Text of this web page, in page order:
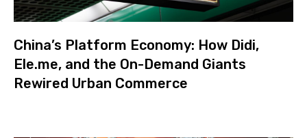
China’s Platform Economy: How Didi,
Ele.me, and the On-Demand Giants
Rewired Urban Commerce